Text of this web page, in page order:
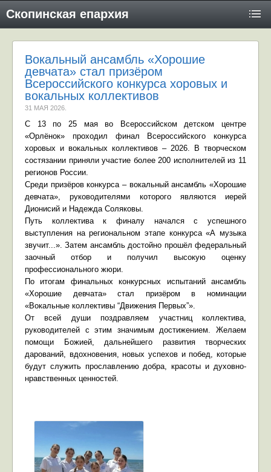
Скопинская епархия
Вокальный ансамбль «Хорошие
девчата» стал призёром
Всероссийского конкурса хоровых и
вокальных коллективов
31 МАЯ 2026
С 13 по 25 мая во Всероссийском детском центре
«Орлёнок» проходил финал Всероссийского конкурса
хоровых и вокальных коллективов – 2026. В творческом
состязании приняли участие более 200 исполнителей из 11
регионов России.
Среди призёров конкурса – вокальный ансамбль «Хорошие
девчата», руководителями которого являются иерей
Дионисий и Надежда Соляковы.
Путь коллектива к финалу начался с успешного
выступления на региональном этапе конкурса «А музыка
звучит...». Затем ансамбль достойно прошёл федеральный
заочный отбор и получил высокую оценку
профессионального жюри.
По итогам финальных конкурсных испытаний ансамбль
«Хорошие девчата» стал призёром в номинации
«Вокальные коллективы “Движения Первых”».
От всей души поздравляем участниц коллектива,
руководителей с этим значимым достижением. Желаем
помощи Божией, дальнейшего развития творческих
дарований, вдохновения, новых успехов и побед, которые
будут служить прославлению добра, красоты и духовно-
нравственных ценностей.